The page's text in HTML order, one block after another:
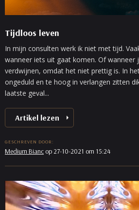
Tijdloos leven
In mijn consulten werk ik niet met tijd.
wanneer iets uit gaat komen. Of wanneer
verdwijnen, omdat het niet prettig is. In
ongeduld en te hoog in verlangen zitten
laatste geval...
Artikel lezen
GESCHREVEN DOOR:
Medium Bianc op 27-10-2021 om 15:24